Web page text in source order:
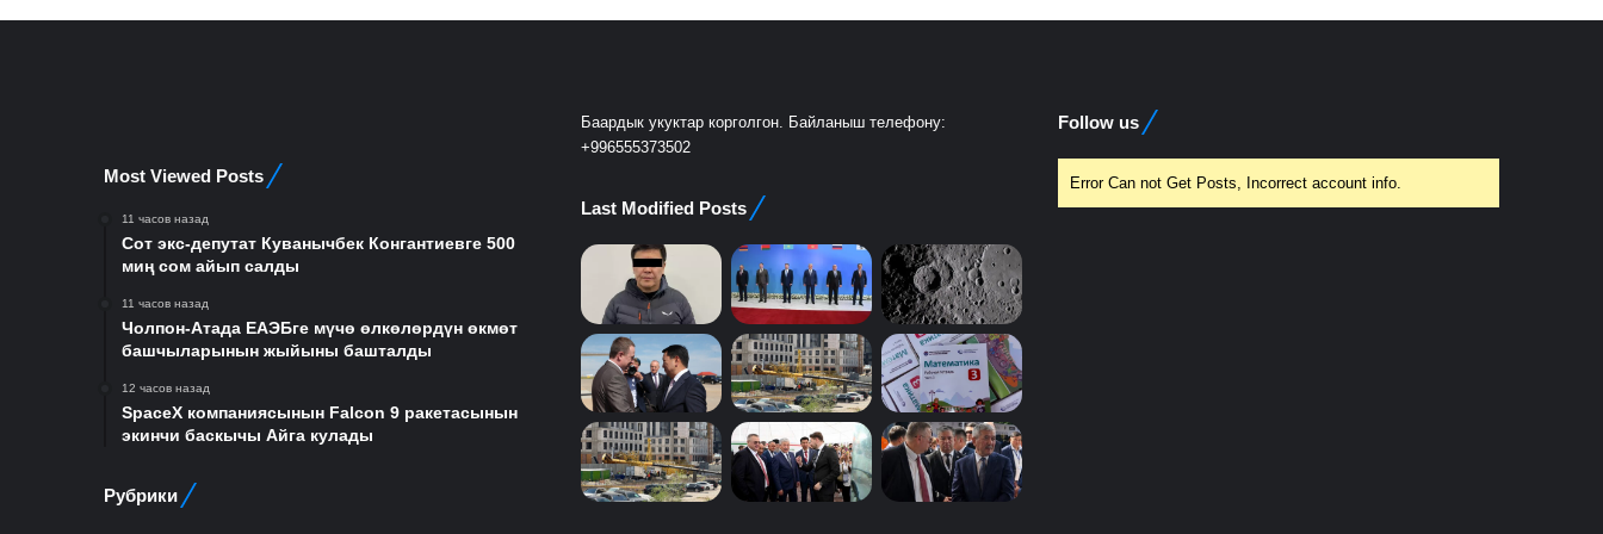
Most Viewed Posts
11 часов назад
Сот экс-депутат Куванычбек Конгантиевге 500
миң сом айып салды
11 часов назад
Чолпон-Атада ЕАЭБге мүчө өлкөлөрдүн өкмөт
башчыларынын жыйыны башталды
12 часов назад
SpaceX компаниясынын Falcon 9 ракетасынын
экинчи баскычы Айга кулады
Рубрики
Баардык укуктар корголгон. Байланыш телефону:
+996555373502
Last Modified Posts
Follow us
Error Can not Get Posts, Incorrect account info.